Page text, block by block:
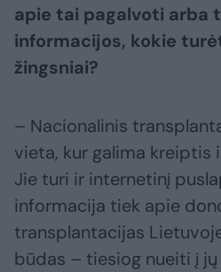
apie tai pagalvoti arba
informacijos, kokie
žingsniai?
– Nacionalinis
vieta, kur galima kreiptis
Jie turi ir internetinį
informacija tiek apie
transplantacijas
būdas – tiesiog nueiti į jų